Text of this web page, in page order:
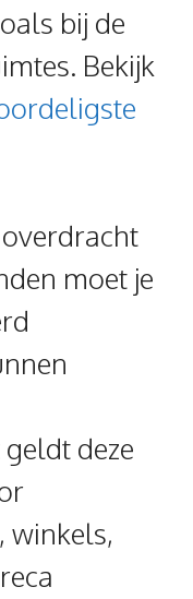
bij de
Bekijk
moet je
deze
winkels,